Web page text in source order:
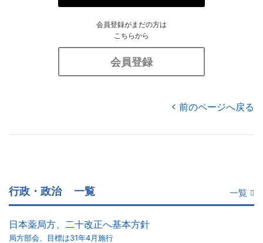
会員登録がまだの方は
こちらから
会員登録
前のページへ戻る
行政・政治 一覧 一覧
日本薬局方、二十改正へ基本方針
局方部会、目標は31年4月施行